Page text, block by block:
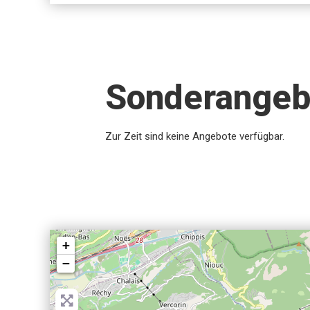
Zur Zeit sind keine Angebote verfügbar.
+
−